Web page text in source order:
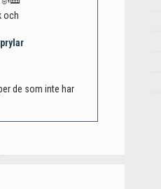
och
de som inte har